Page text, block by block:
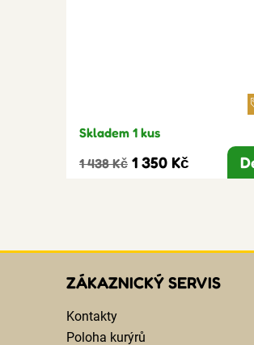
Skladem 1 kus
1 438 Kč 1 350 Kč
ZÁKAZNICKÝ SERVIS
Kontakty
Poloha kurýrů